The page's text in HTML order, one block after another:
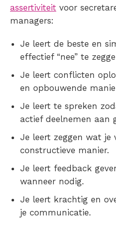
assertiviteit voor
managers:
Je leert de beste en
effectief “nee” te
Je leert conflicten
en opbouwende
Je leert te spreken
actief deelnemen aan
Je leert zeggen wat je
constructieve manier.
Je leert feedback
wanneer nodig.
Je leert krachtig en
je communicatie.